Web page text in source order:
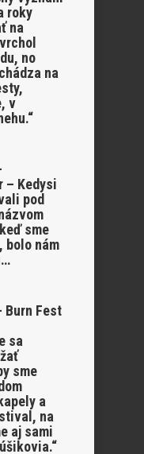
roky
na
no
na
v
– Kedysi
pod
sme
nám
Burn Fest
sa
sme
a
na
aj sami